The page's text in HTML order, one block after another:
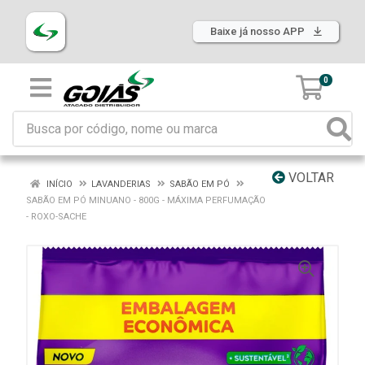
Baixe já nosso APP
0
VOLTAR
INÍCIO LAVANDERIAS
SABÃO EM PÓ
SABÃO EM PÓ MINUANO - 800G - MÁXIMA PERFUMAÇÃO
- ROXO-SACHE